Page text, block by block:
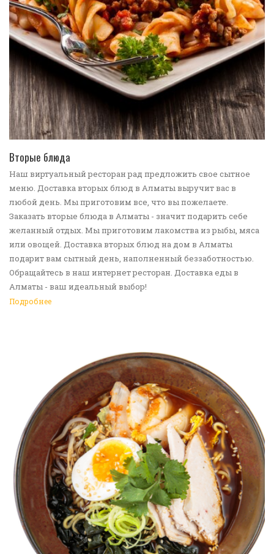
Вторые блюда
Наш виртуальный ресторан рад предложить свое сытное
меню. Доставка вторых блюд в Алматы выручит вас в
любой день. Мы приготовим все, что вы пожелаете.
Заказать вторые блюда в Алматы - значит подарить себе
желанный отдых. Мы приготовим лакомства из рыбы, мяса
или овощей. Доставка вторых блюд на дом в Алматы
подарит вам сытный день, наполненный беззаботностью.
Обращайтесь в наш интернет ресторан. Доставка еды в
Алматы - ваш идеальный выбор!
Подробнее